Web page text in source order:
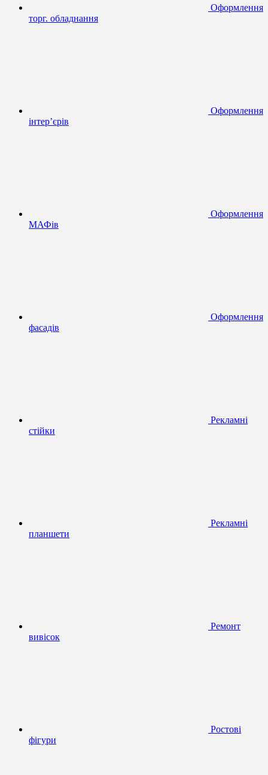
Оформлення
торг. обладнання
Оформлення
інтер’єрів
Оформлення
МАФів
Оформлення
фасадів
Рекламні
стійки
Рекламні
планшети
Ремонт
вивісок
Ростові
фігури